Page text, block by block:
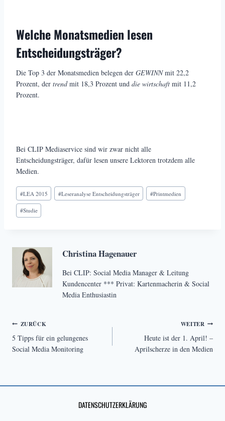
Welche Monatsmedien lesen
Entscheidungsträger?
Die Top 3 der Monatsmedien belegen der GEWINNmit 22,2
Prozent, der trendmit 18,3 Prozent und die wirtschaft mit 11,2
Prozent.
Bei CLIP Mediaservice sind wir zwar nicht alle
Entscheidungsträger, dafür lesen unsere Lektoren trotzdem alle
Medien.
Schlagworte:
#LEA 2015 #Leseranalyse Entscheidungsträger #Printmedien
#Studie
Christina Hagenauer
Bei CLIP: Social Media Manager & Leitung
Kundencenter *** Privat: Kartenmacherin & Social
Media Enthusiastin
Beitragsnavigation
ZURÜCK
5 Tipps für ein gelungenes
Social Media Monitoring
WEITER
Heute ist der 1. April! –
Aprilscherze in den Medien
DATENSCHUTZERKLÄRUNG